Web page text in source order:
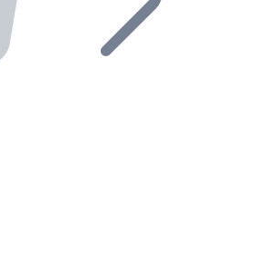
nel tuo ecosistema.
rete di rivenditori e
del tuo progetto al nostro servizio di